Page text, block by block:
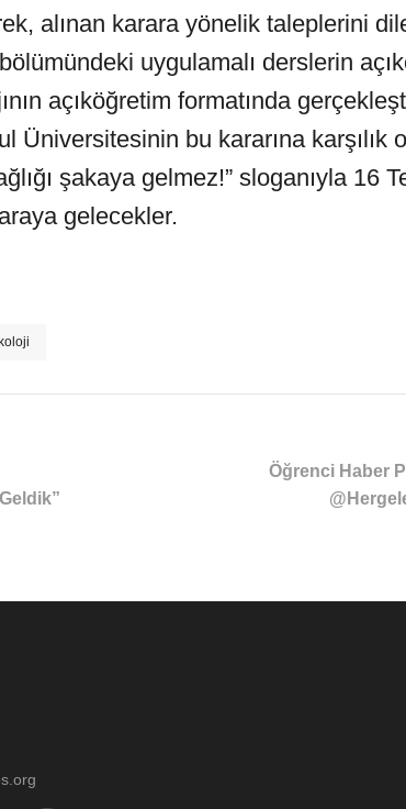
alınan karara yönelik taleplerini
uygulamalı derslerin
açıköğretim formatında
Üniversitesinin bu kararına karşılık
şakaya gelmez!” sloganıyla 16
gelecekler.
Öğrenci Haber